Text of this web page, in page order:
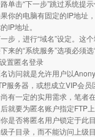
单击“下一步”跳过系统提
你的电脑有固定的IP地址
IP地址。
步，进行“域名”设定。这
来的“系统服务”选项必须
置匿名登录
访问就是允许用户以
服务器，或想成立VIP会
有一定的实用需求，笔者
就要为匿名账户指定FTP
是否将匿名用户锁定于此
子目录，而不能访问上级